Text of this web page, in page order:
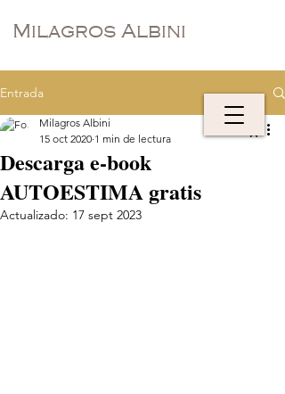
Milagros Albini
Entrada
Descarga e-book
AUTOESTIMA gratis
Milagros Albini
15 oct 2020 1 min de lectura
Actualizado: 17 sept 2023